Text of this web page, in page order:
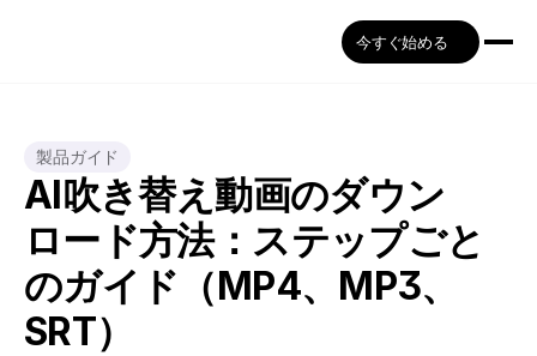
今すぐ始める
製品ガイド
AI吹き替え動画のダウン
ロード方法：ステップごと
のガイド（MP4、MP3、
SRT）